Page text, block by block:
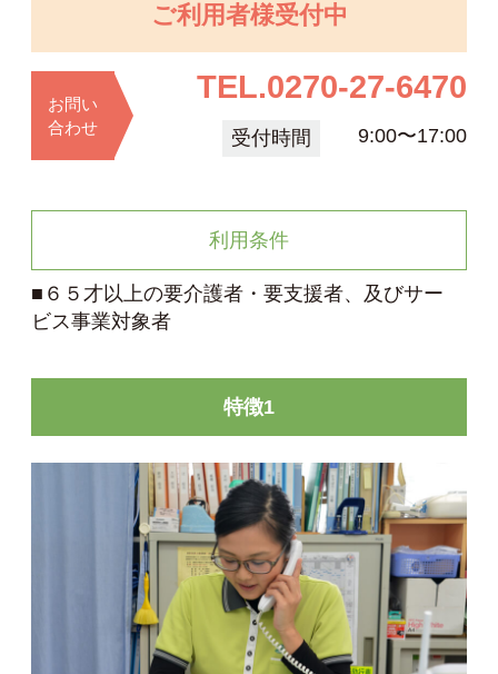
ご利用者様受付中
お問い
合わせ
TEL.0270-27-6470
受付時間 9:00〜17:00
利用条件
■６５才以上の要介護者・要支援者、及びサー
ビス事業対象者
特徴1